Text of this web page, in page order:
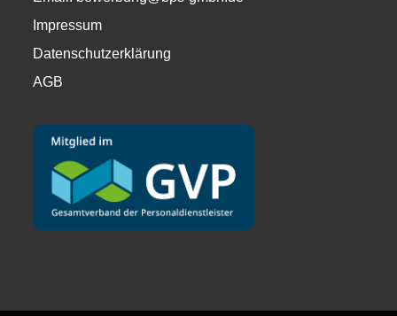
Impressum
Datenschutzerklärung
AGB